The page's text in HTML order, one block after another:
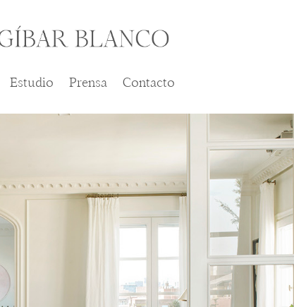
Estudio Prensa Contacto